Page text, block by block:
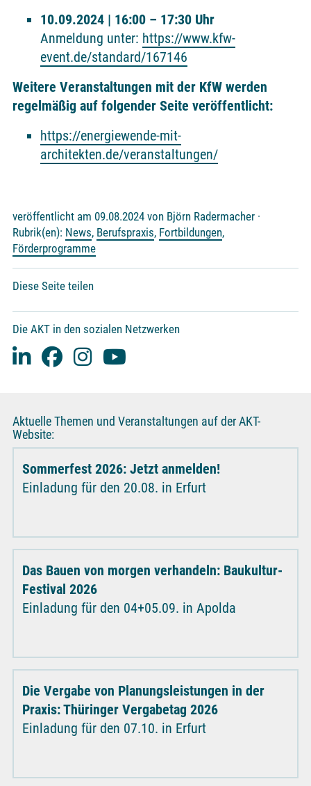
10.09.2024 | 16:00 – 17:30 Uhr
Anmeldung unter: https://www.kfw-
event.de/standard/167146
Weitere Veranstaltungen mit der KfW werden
regelmäßig auf folgender Seite veröffentlicht:
https://energiewende-mit-
architekten.de/veranstaltungen/
veröffentlicht am 09.08.2024 von Björn Radermacher ·
Rubrik(en): News, Berufspraxis, Fortbildungen,
Förderprogramme
Diese Seite teilen
Die AKT in den sozialen Netzwerken
Aktuelle Themen und Veranstaltungen auf der AKT-
Website:
Sommerfest 2026: Jetzt anmelden!
Einladung für den 20.08. in Erfurt
Das Bauen von morgen verhandeln: Baukultur-
Festival 2026
Einladung für den 04+05.09. in Apolda
Die Vergabe von Planungsleistungen in der
Praxis: Thüringer Vergabetag 2026
Einladung für den 07.10. in Erfurt